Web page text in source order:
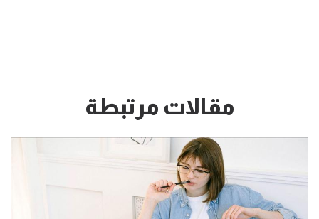
مقالات مرتبطة